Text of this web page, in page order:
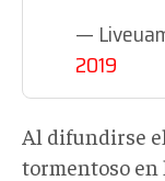
—
2019
Al difundirse
tormentoso en